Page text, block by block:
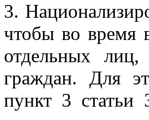
3.
чтобы во время
отдельных
граждан. Для
пункт 3 статьи